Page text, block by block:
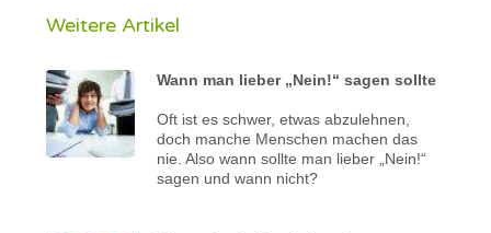
Weitere Artikel
Wann man lieber „Nein!“ sagen sollte
Oft ist es schwer, etwas abzulehnen,
doch manche Menschen machen das
nie. Also wann sollte man lieber „Nein!“
sagen und wann nicht?